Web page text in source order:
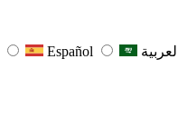
Español